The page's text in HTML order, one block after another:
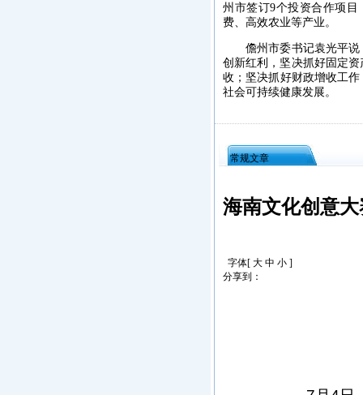
州市签订9个投资合作项
费、高效农业等产业。
儋州市委书记袁光平说，
创新红利，坚决抓好固定
收；坚决抓好财政增收工
社会可持续健康发展。
常规文章
海南文化创意
字体[ 大 中 小 ]
分享到：